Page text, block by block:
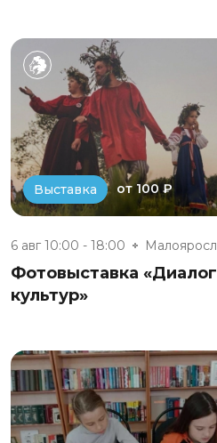
Выставка от 100 ₽
6 авг 10:00 - 18:00
Фотовыставка «Диалог
культур»